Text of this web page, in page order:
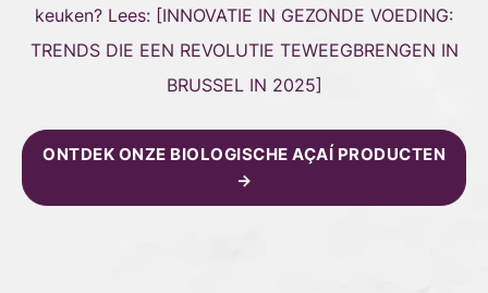
keuken? Lees: [INNOVATIE IN GEZONDE VOEDING:
TRENDS DIE EEN REVOLUTIE TEWEEGBRENGEN IN
BRUSSEL IN 2025]
ONTDEK ONZE BIOLOGISCHE AÇAÍ PRODUCTEN
→